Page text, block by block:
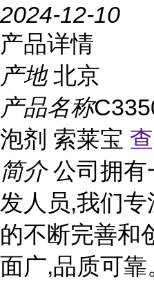
2024-12-10
产品详情
产地 北京
产品名称
泡剂 索莱宝
简介 公司拥有
发人员,我们
的不断完善和
面广,品质可靠